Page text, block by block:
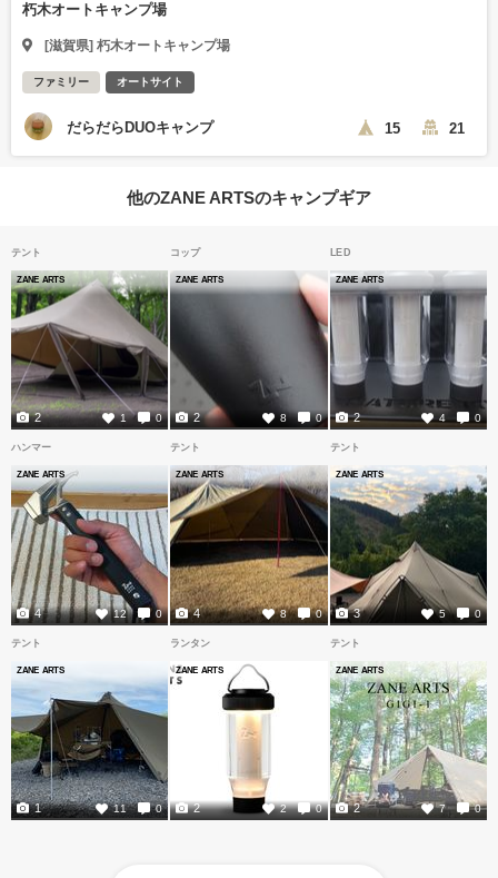
朽木オートキャンプ場
[滋賀県] 朽木オートキャンプ場
ファミリー オートサイト
だらだらDUOキャンプ 15 21
他のZANE ARTSのキャンプギア
テント
ZANE ARTS
1 0
2
コップ
ZANE ARTS
8 0
2
LED
ZANE ARTS
4 0
2
ハンマー
ZANE ARTS
12 0
4
テント
ZANE ARTS
8 0
4
テント
ZANE ARTS
5 0
3
テント
ZANE ARTS
11 0
1
ランタン
ZANE ARTS
2 0
2
テント
ZANE ARTS
7 0
2